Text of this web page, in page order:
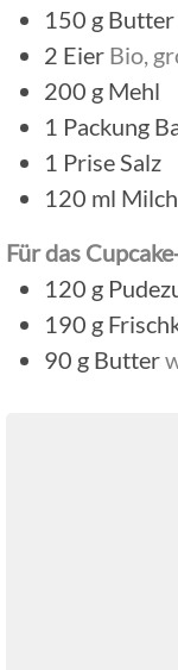
150 g Butter
2 Eier Bio,
200 g Mehl
1 Packung
1 PriseSalz
120 ml Milch
Für das
120 g
190 g
90 g Butter